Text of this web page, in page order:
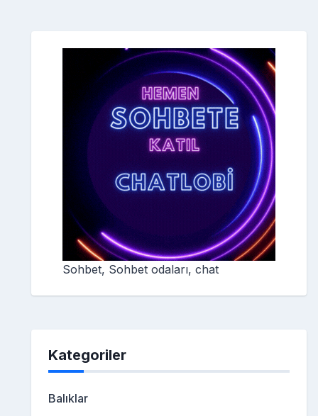
Sohbet, Sohbet odaları, chat
Kategoriler
Balıklar